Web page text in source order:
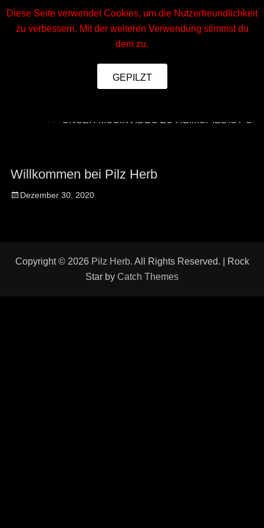
MENU
+++UNSER MUSIKVIDEO ZU HEIMSPIEL IST
Willkommen bei Pilz Herb
Posted
Dezember 30, 2020
Copyright © 2026 Pilz Herb. All Rights Reserved. | Rock
Star by Catch Themes
Diese Seite verwendet Cookies, um die Nutzerfreundlichkeit
zu verbessern. Mit der weiteren Verwendung stimmst du
dem zu.
GEPILZT